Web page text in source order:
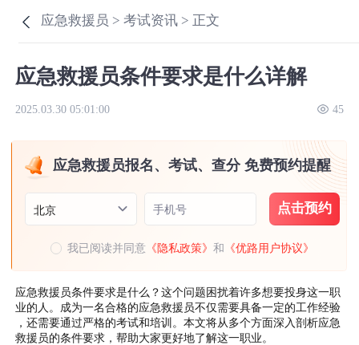
应急救援员 >考试资讯 > 正文
应急救援员条件要求是什么详解
2025.03.30 05:01:00 45
应急救援员报名、考试、查分 免费预约提醒
北京 手机号 点击预约
我已阅读并同意 《隐私政策》和 《优路用户协议》
应急救援员条件要求是什么？这个问题困扰着许多想要投身这一职
业的人。成为一名合格的应急救援员不仅需要具备一定的工作经验
，还需要通过严格的考试和培训。本文将从多个方面深入剖析应急
救援员的条件要求，帮助大家更好地了解这一职业。